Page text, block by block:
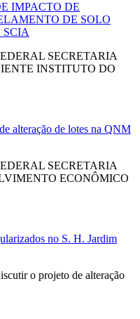
IMPACTO DE
DE SOLO
SECRETARIA
INSTITUTO DO
alteração de lotes na QNM
SECRETARIA
ECONÔMICO
no S. H. Jardim
o projeto de alteração